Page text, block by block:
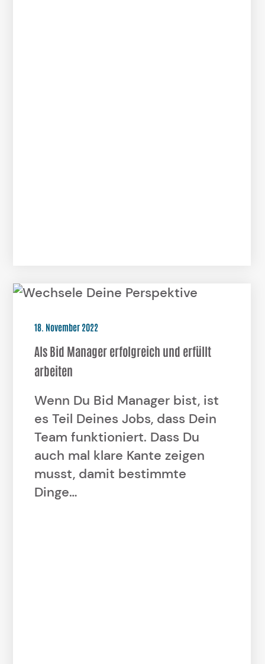
18. November 2022
Als Bid Manager erfolgreich und erfüllt
arbeiten
Wenn Du Bid Manager bist, ist
es Teil Deines Jobs, dass Dein
Team funktioniert. Dass Du
auch mal klare Kante zeigen
musst, damit bestimmte
Dinge…